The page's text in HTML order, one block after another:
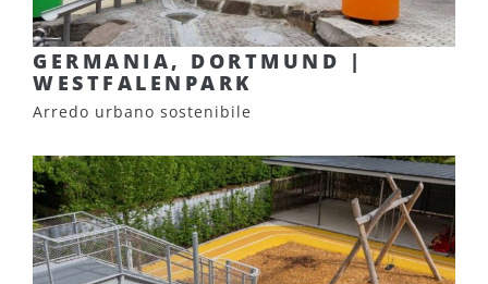
GERMANIA, DORTMUND |
WESTFALENPARK
Arredo urbano sostenibile